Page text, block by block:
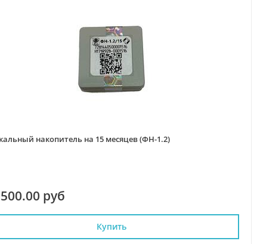
накопитель на 15 месяцев (ФН-1.2)
руб
Купить